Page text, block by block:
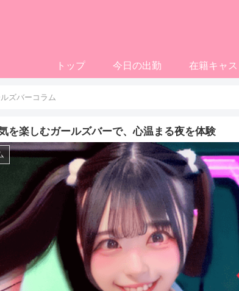
トップ 今日の出勤 在籍キャス
ズバーコラム
を楽しむガールズバーで、心温まる夜を体験